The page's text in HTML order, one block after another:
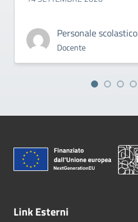
Personale scolastico
Docente
Link Esterni